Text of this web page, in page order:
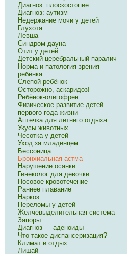
Диагноз: плоскостопие
Диагноз: аутизм
Недержание мочи у детей
Глухота
Левша
Синдром дауна
Отит у детей
Детский церебральный паралич
Норма и патология зрения
ребёнка
Слепой ребёнок
Осторожно, аскаридоз!
Ребёнок-олигофрен
Физическое развитие детей
первого года жизни
Аптечка для летнего отдыха
Укусы животных
Чесотка у детей
Уход за младенцем
Бессоница
Бронхиальная астма
Нарушение осанки
Гинеколог для девочки
Носовое кровотечение
Раннее плавание
Наркоз
Переломы у детей
Желчевыделительная система
Запоры
Диагноз — аденоиды
Что такое диспансеризация?
Климат и отдых
Лишай